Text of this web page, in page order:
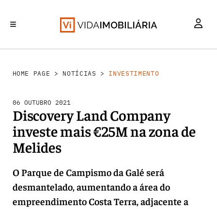
HOME PAGE > NOTÍCIAS > INVESTIMENTO
06 OUTUBRO 2021
Discovery Land Company
investe mais €25M na zona de
Melides
O Parque de Campismo da Galé será
desmantelado, aumentando a área do
empreendimento Costa Terra, adjacente a